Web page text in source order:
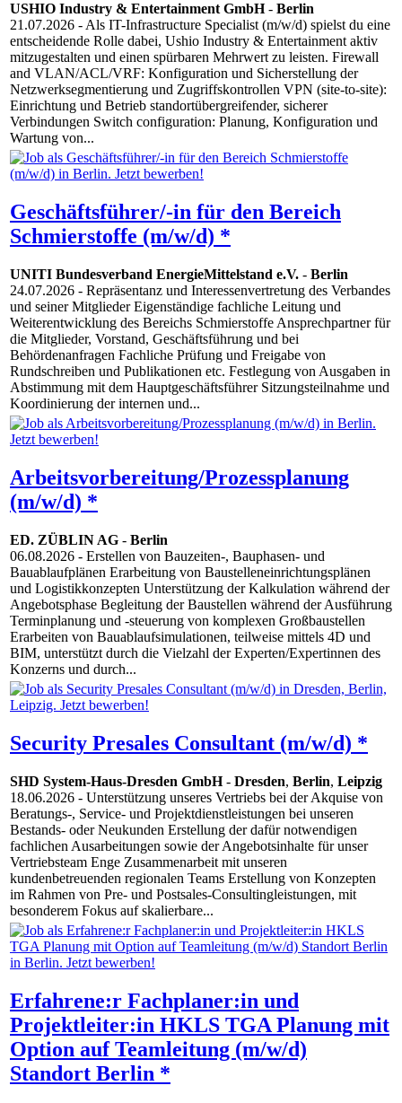
USHIO Industry & Entertainment GmbH- Berlin
21.07.2026 - Als IT-Infrastructure Specialist (m/w/d) spielst du eine
entscheidende Rolle dabei, Ushio Industry & Entertainment aktiv
mitzugestalten und einen spürbaren Mehrwert zu leisten. Firewall
and VLAN/ACL/VRF: Konfiguration und Sicherstellung der
Netzwerksegmentierung und Zugriffskontrollen VPN (site-to-site):
Einrichtung und Betrieb standortübergreifender, sicherer
Verbindungen Switch configuration: Planung, Konfiguration und
Wartung von...
Geschäftsführer/-in für den Bereich
Schmierstoffe (m/w/d) *
UNITI Bundesverband EnergieMittelstand e.V. - Berlin
24.07.2026 - Repräsentanz und Interessenvertretung des Verbandes
und seiner Mitglieder Eigenständige fachliche Leitung und
Weiterentwicklung des Bereichs Schmierstoffe Ansprechpartner für
die Mitglieder, Vorstand, Geschäftsführung und bei
Behördenanfragen Fachliche Prüfung und Freigabe von
Rundschreiben und Publikationen etc. Festlegung von Ausgaben in
Abstimmung mit dem Hauptgeschäftsführer Sitzungsteilnahme und
Koordinierung der internen und...
Arbeitsvorbereitung/Prozessplanung
(m/w/d) *
ED. ZÜBLIN AG - Berlin
06.08.2026 - Erstellen von Bauzeiten-, Bauphasen- und
Bauablaufplänen Erarbeitung von Baustelleneinrichtungsplänen
und Logistikkonzepten Unterstützung der Kalkulation während der
Angebotsphase Begleitung der Baustellen während der Ausführung
Terminplanung und -steuerung von komplexen Großbaustellen
Erarbeiten von Bauablaufsimulationen, teilweise mittels 4D und
BIM, unterstützt durch die Vielzahl der Experten/Expertinnen des
Konzerns und durch...
Security Presales Consultant (m/w/d) *
SHD System-Haus-Dresden GmbH- Dresden, Berlin, Leipzig
18.06.2026 - Unterstützung unseres Vertriebs bei der Akquise von
Beratungs-, Service- und Projektdienstleistungen bei unseren
Bestands- oder Neukunden Erstellung der dafür notwendigen
fachlichen Ausarbeitungen sowie der Angebotsinhalte für unser
Vertriebsteam Enge Zusammenarbeit mit unseren
kundenbetreuenden regionalen Teams Erstellung von Konzepten
im Rahmen von Pre- und Postsales-Consultingleistungen, mit
besonderem Fokus auf skalierbare...
Erfahrene:r Fachplaner:in und
Projektleiter:in HKLS TGA Planung mit
Option auf Teamleitung (m/w/d)
Standort Berlin *